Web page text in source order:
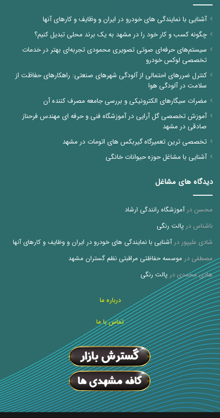
آشنایی با نمایندگی های خودرو در ایران و وظایف و کارهای آنها
چگونه کسب و کار خود را در مشهد به یک برند محلی تبدیل کنیم؟
سیستم‌های حرفه‌ای صوتی تصویری محمودی تجربه‌ای بهتر در خدمات
تخصصی لوکس خودرو
کنترل ضررهای احتمالی از آلودگی شهرهای صنعتی: راهکارهای حفاظت از
سلامت در آلودگی هوا
مضرات سیگارهای الکترونیکی و بررسی جامعه مصرف کننده آن
آموزش تخصصی گل آرایی در آموزشگاه فنی و حرفه ای مهندس فرحناز
صادقی در مشهد
تخصصی ترین تعمیرگاه گیربکس های اتومات در مشهد
آشنایی با مشاغل حوزه حیوانات خانگی
دیدگاه های مشاغل
محسن درآموزشگاه رانندگی ارشاد
ناشناس در پالت رنگی
شادی علیپور درآشنایی با نمایندگی های خودرو در ایران و وظایف و کارهای آنها
مصطفی در موسسه حفاظتی مراقبتی نظم گستران مشهد
هادی محمدی در پالت رنگی
درباره ما
تماس با ما